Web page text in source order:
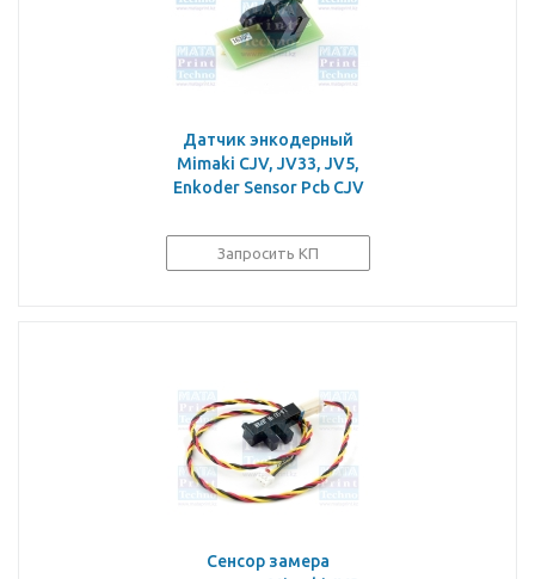
Датчик энкодерный
Mimaki CJV, JV33, JV5,
Enkoder Sensor Pcb CJV
Запросить КП
Сенсор замера